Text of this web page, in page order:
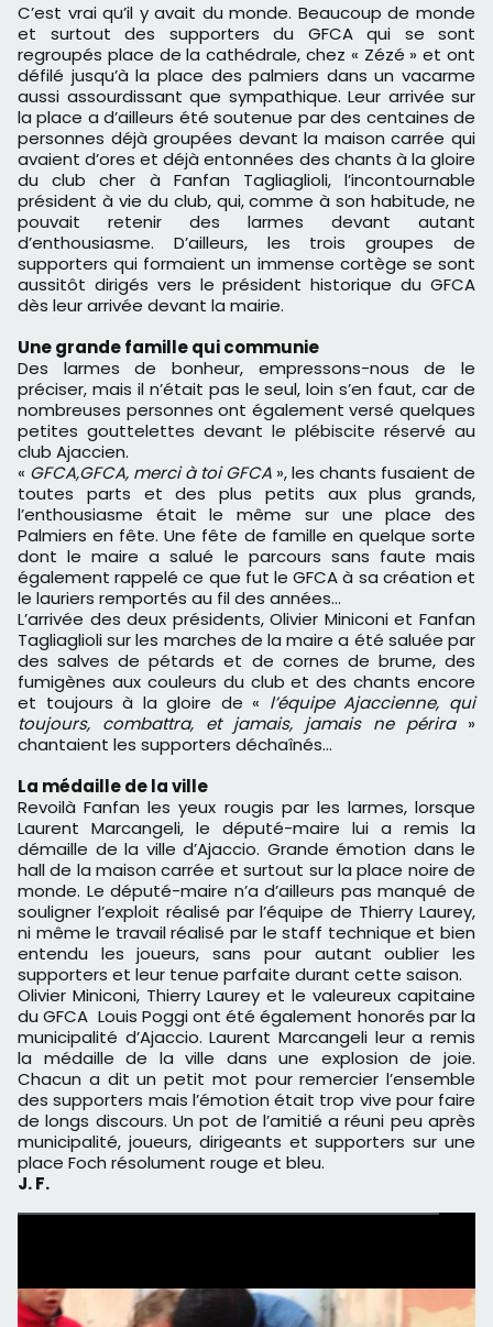
C’est vrai qu’il y avait du monde. Beaucoup de monde
et surtout des supporters du GFCA qui se sont
regroupés place de la cathédrale, chez « Zézé » et ont
défilé jusqu’à la place des palmiers dans un vacarme
aussi assourdissant que sympathique. Leur arrivée sur
la place a d’ailleurs été soutenue par des centaines de
personnes déjà groupées devant la maison carrée qui
avaient d’ores et déjà entonnées des chants à la gloire
du club cher à Fanfan Tagliaglioli, l’incontournable
président à vie du club, qui, comme à son habitude, ne
pouvait retenir des larmes devant autant
d’enthousiasme. D’ailleurs, les trois groupes de
supporters qui formaient un immense cortège se sont
aussitôt dirigés vers le président historique du GFCA
dès leur arrivée devant la mairie.
Une grande famille qui communie
Des larmes de bonheur, empressons-nous de le
préciser, mais il n’était pas le seul, loin s’en faut, car de
nombreuses personnes ont également versé quelques
petites gouttelettes devant le plébiscite réservé au
club Ajaccien.
« GFCA,GFCA, merci à toi GFCA », les chants fusaient de
toutes parts et des plus petits aux plus grands,
l’enthousiasme était le même sur une place des
Palmiers en fête. Une fête de famille en quelque sorte
dont le maire a salué le parcours sans faute mais
également rappelé ce que fut le GFCA à sa création et
le lauriers remportés au fil des années…
L’arrivée des deux présidents, Olivier Miniconi et Fanfan
Tagliaglioli sur les marches de la maire a été saluée par
des salves de pétards et de cornes de brume, des
fumigènes aux couleurs du club et des chants encore
et toujours à la gloire de « l’équipe Ajaccienne, qui
toujours, combattra, et jamais, jamais ne périra»
chantaient les supporters déchaînés…
La médaille de la ville
Revoilà Fanfan les yeux rougis par les larmes, lorsque
Laurent Marcangeli, le député-maire lui a remis la
démaille de la ville d’Ajaccio. Grande émotion dans le
hall de la maison carrée et surtout sur la place noire de
monde. Le député-maire n’a d’ailleurs pas manqué de
souligner l’exploit réalisé par l’équipe de Thierry Laurey,
ni même le travail réalisé par le staff technique et bien
entendu les joueurs, sans pour autant oublier les
supporters et leur tenue parfaite durant cette saison.
Olivier Miniconi, Thierry Laurey et le valeureux capitaine
du GFCA Louis Poggi ont été également honorés par la
municipalité d’Ajaccio. Laurent Marcangeli leur a remis
la médaille de la ville dans une explosion de joie.
Chacun a dit un petit mot pour remercier l’ensemble
des supporters mais l’émotion était trop vive pour faire
de longs discours. Un pot de l’amitié a réuni peu après
municipalité, joueurs, dirigeants et supporters sur une
place Foch résolument rouge et bleu.
J. F.